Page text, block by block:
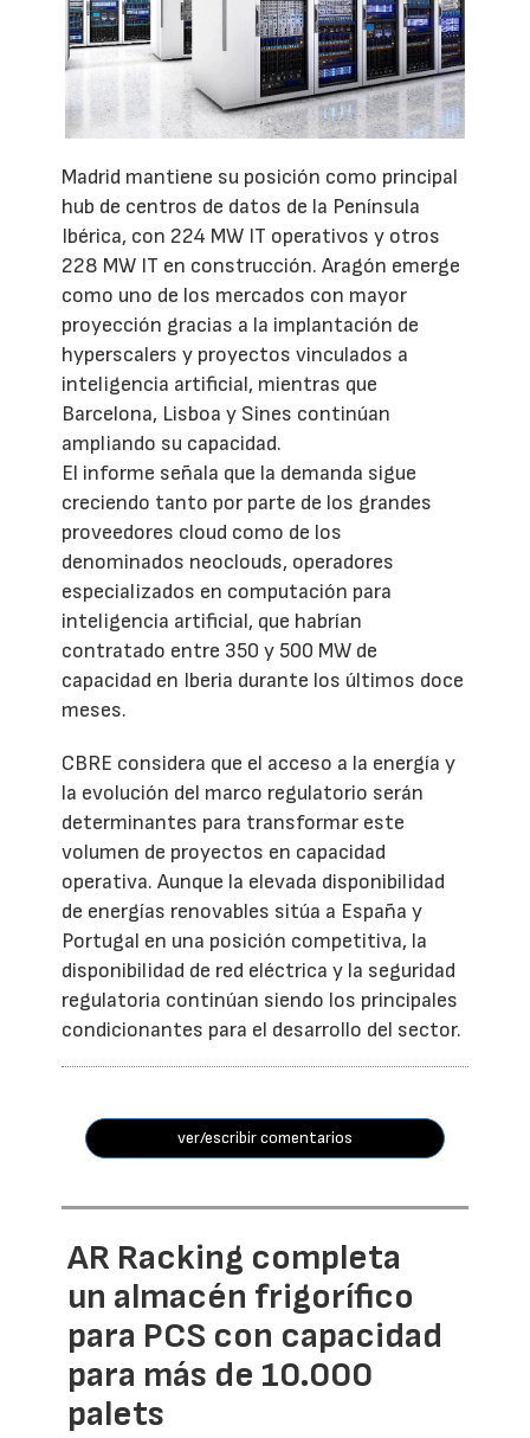
Madrid mantiene su posición como principal
hub de centros de datos de la Península
Ibérica, con 224 MW IT operativos y otros
228 MW IT en construcción. Aragón emerge
como uno de los mercados con mayor
proyección gracias a la implantación de
hyperscalers y proyectos vinculados a
inteligencia artificial, mientras que
Barcelona, Lisboa y Sines continúan
ampliando su capacidad.
El informe señala que la demanda sigue
creciendo tanto por parte de los grandes
proveedores cloud como de los
denominados neoclouds, operadores
especializados en computación para
inteligencia artificial, que habrían
contratado entre 350 y 500 MW de
capacidad en Iberia durante los últimos doce
meses.
CBRE considera que el acceso a la energía y
la evolución del marco regulatorio serán
determinantes para transformar este
volumen de proyectos en capacidad
operativa. Aunque la elevada disponibilidad
de energías renovables sitúa a España y
Portugal en una posición competitiva, la
disponibilidad de red eléctrica y la seguridad
regulatoria continúan siendo los principales
condicionantes para el desarrollo del sector.
ver/escribir comentarios
AR Racking completa
un almacén frigorífico
para PCS con capacidad
para más de 10.000
palets